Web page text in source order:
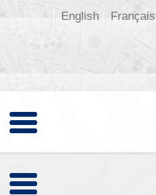
Français
English